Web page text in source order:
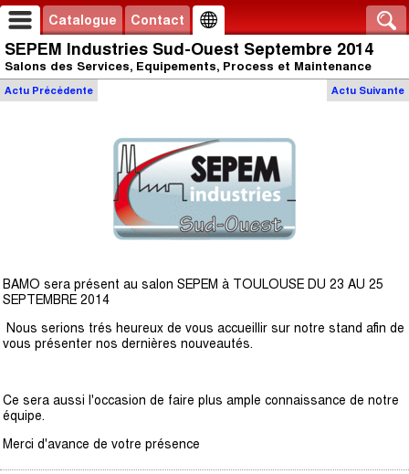
Catalogue Contact
SEPEM Industries Sud-Ouest Septembre 2014
Salons des Services, Equipements, Process et Maintenance
Actu Suivante
Actu Précédente
BAMO sera présent au salon SEPEM à TOULOUSE DU 23 AU 25
SEPTEMBRE 2014
Nous serions trés heureux de vous accueillir sur notre stand afin de
vous présenter nos dernières nouveautés.
Ce sera aussi l'occasion de faire plus ample connaissance de notre
équipe.
Merci d'avance de votre présence